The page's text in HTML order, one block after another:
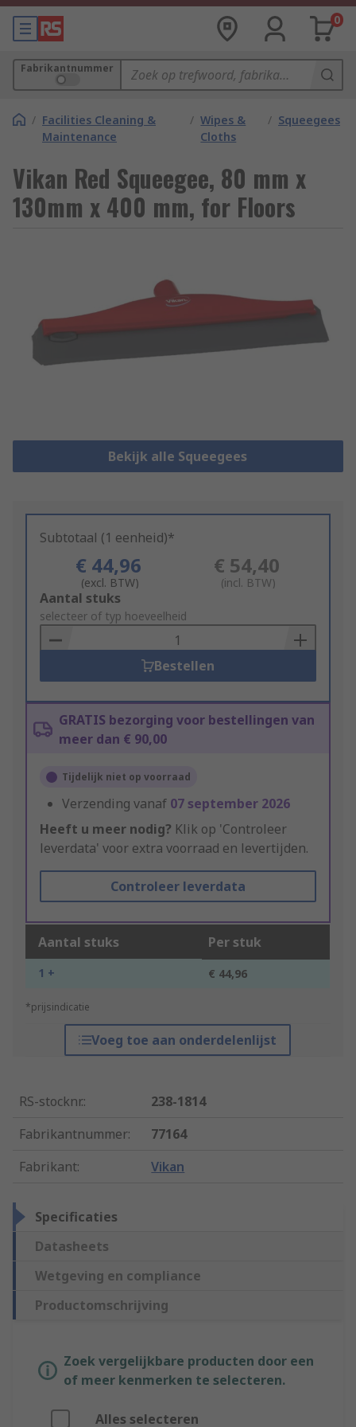
0
Fabrikantnummer
/ Facilities Cleaning &
Maintenance
/ Wipes &
Cloths
/ Squeegees
Vikan Red Squeegee, 80 mm x
130mm x 400 mm, for Floors
Bekijk alle Squeegees
Subtotaal (1 eenheid)*
€ 44,96
(excl. BTW)
€ 54,40
(incl. BTW)
Add
to
Basket
Aantal stuks
selecteer of typ hoeveelheid
Bestellen
GRATIS bezorging voor bestellingen van
meer dan € 90,00
Tijdelijk niet op voorraad
Verzending vanaf 07 september 2026
Heeft u meer nodig? Klik op 'Controleer
leverdata' voor extra voorraad en levertijden.
Controleer leverdata
Aantal stuks Per stuk
1 + € 44,96
*prijsindicatie
Voeg toe aan onderdelenlijst
RS-stocknr.:
238-1814
Fabrikantnummer:
77164
Fabrikant: Vikan
Specificaties
Datasheets
Wetgeving en compliance
Productomschrijving
Zoek vergelijkbare producten door een
of meer kenmerken te selecteren.
Alles selecteren